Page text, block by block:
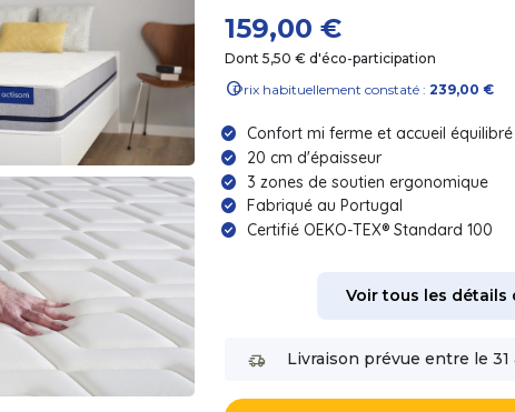
159,00 €
Dont 5,50 € d'éco-participation
infoPrix habituellement constaté : 239,00 €
Confort mi ferme et accueil équilibré
20 cm d'épaisseur
3 zones de soutien ergonomique
Fabriqué au Portugal
Certifié OEKO-TEX® Standard 100
Voir tous les détails
Livraison prévue entre le